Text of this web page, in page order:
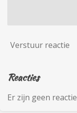
Verstuur reactie
Reacties
Er zijn geen